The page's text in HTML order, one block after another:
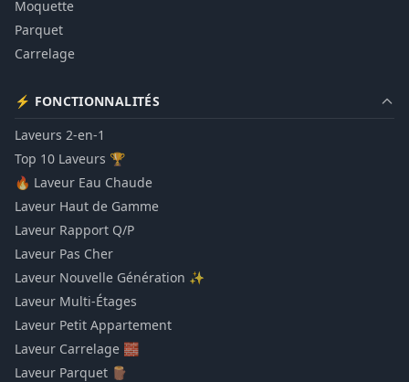
Moquette
Parquet
Carrelage
⚡ FONCTIONNALITÉS
Laveurs 2-en-1
Top 10 Laveurs 🏆
🔥 Laveur Eau Chaude
Laveur Haut de Gamme
Laveur Rapport Q/P
Laveur Pas Cher
Laveur Nouvelle Génération ✨
Laveur Multi-Étages
Laveur Petit Appartement
Laveur Carrelage 🧱
Laveur Parquet 🪵